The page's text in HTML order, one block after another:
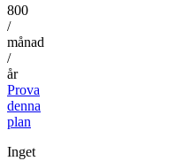
800
/
månad
/
år
Prova
denna
plan
Inget